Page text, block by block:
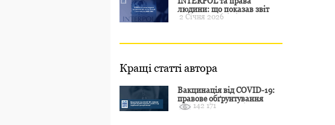
людини: що показав звіт
CCF за 2024 рік і чого чекати
2 Січня 2026
Кращі статті автора
Вакцинація від COVID-19:
правове обґрунтування
відмови і захист від
142 171